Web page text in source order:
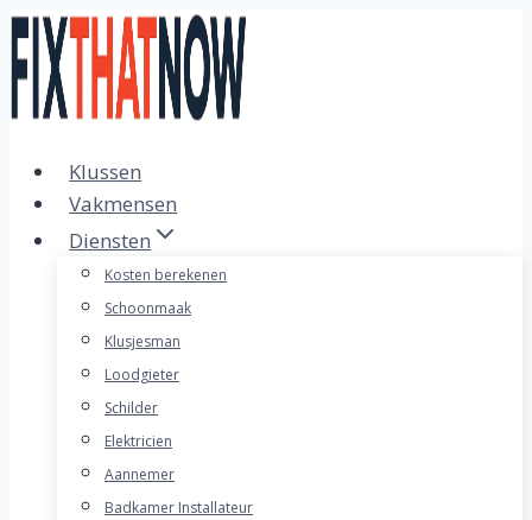
Doorgaan
naar
inhoud
Klussen
Vakmensen
Diensten
Kosten berekenen
Schoonmaak
Klusjesman
Loodgieter
Schilder
Elektricien
Aannemer
Badkamer Installateur